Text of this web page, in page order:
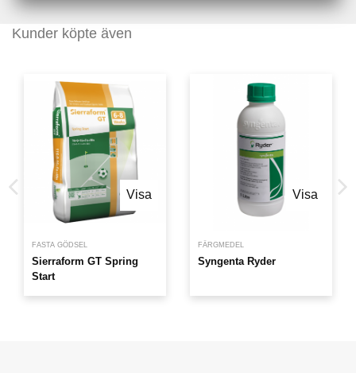
Kunder köpte även
Visa
FASTA GÖDSEL
Sierraform GT Spring
Start
Visa
FÄRGMEDEL
Syngenta Ryder